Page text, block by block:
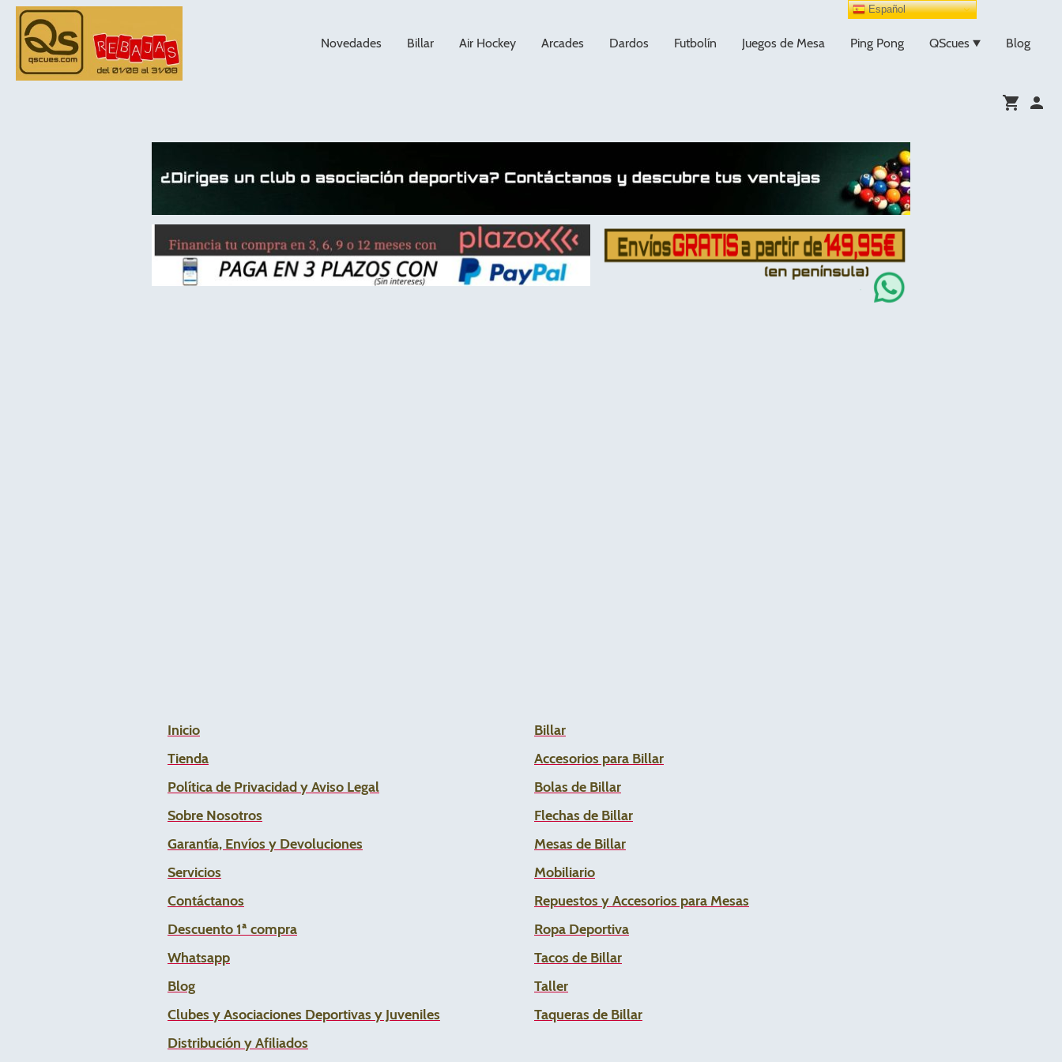
Novedades Billar Air Hockey Arcades Dardos Futbolín Juegos de Mesa Ping Pong QScues Blog
Inicio
Tienda
Política de Privacidad y Aviso Legal
Sobre Nosotros
Garantía, Envíos y Devoluciones
Servicios
Contáctanos
Descuento 1ª compra
Whatsapp
Blog
Clubes y Asociaciones Deportivas y Juveniles
Distribución y Afiliados
Billar
Accesorios para Billar
Bolas de Billar
Flechas de Billar
Mesas de Billar
Mobiliario
Repuestos y Accesorios para Mesas
Ropa Deportiva
Tacos de Billar
Taller
Taqueras de Billar
Español